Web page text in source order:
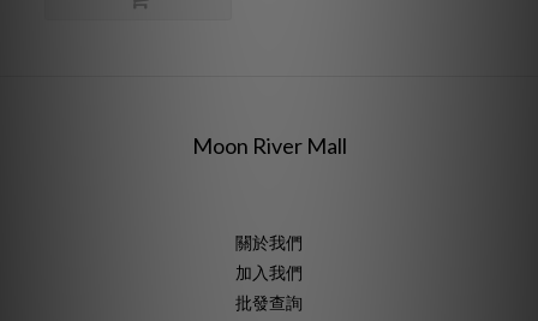
Moon River Mall
關於我們
加入我們
批發查詢